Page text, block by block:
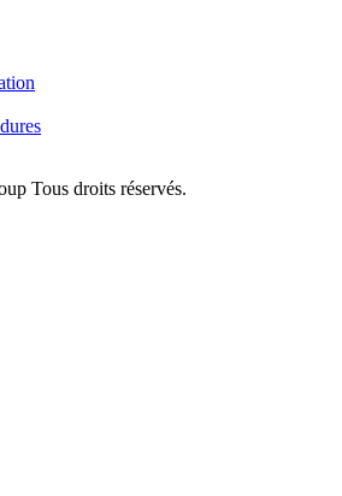
Tous droits réservés.